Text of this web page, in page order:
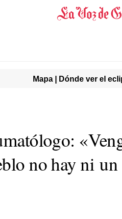
Mapa | Dónde ver el
no hay ni un